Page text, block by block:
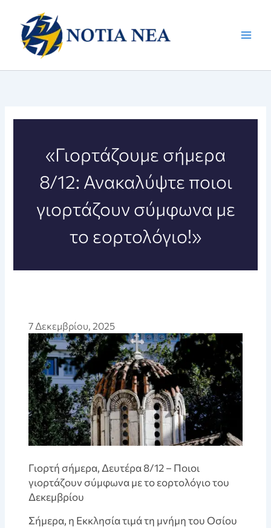
περιεχόμενο
«Γιορτάζουμε σήμερα
8/12: Ανακαλύψτε ποιοι
γιορτάζουν σύμφωνα με
το εορτολόγιο!»
7 Δεκεμβρίου, 2025
Γιορτή σήμερα, Δευτέρα 8/12 – Ποιοι
γιορτάζουν σύμφωνα με το εορτολόγιο του
Δεκεμβρίου
Σήμερα, η Εκκλησία τιμά τη μνήμη του Οσίου